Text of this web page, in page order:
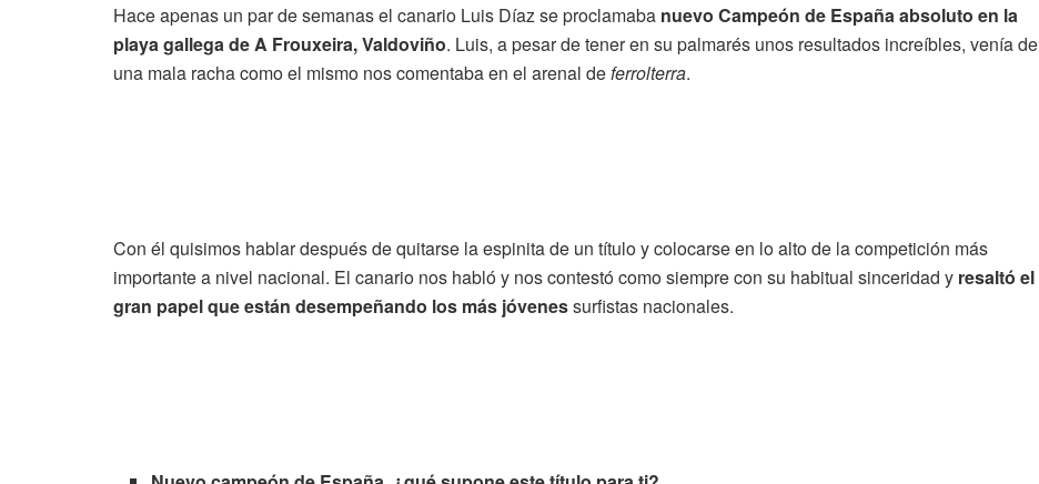
Hace apenas un par de semanas el canario Luis Díaz se proclamaba nuevo Campeón de España absoluto en la
playa gallega de A Frouxeira, Valdoviño. Luis, a pesar de tener en su palmarés unos resultados increíbles, venía de
una mala racha como el mismo nos comentaba en el arenal deferrolterra.
Con él quisimos hablar después de quitarse la espinita de un título y colocarse en lo alto de la competición más
importante a nivel nacional. El canario nos habló y nos contestó como siempre con su habitual sinceridad y resaltó el
gran papel que están desempeñando los más jóvenessurfistas nacionales.